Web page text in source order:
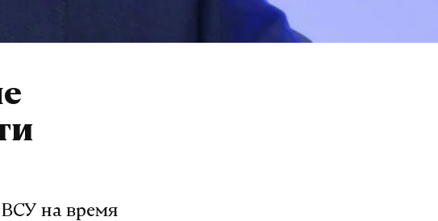
на время